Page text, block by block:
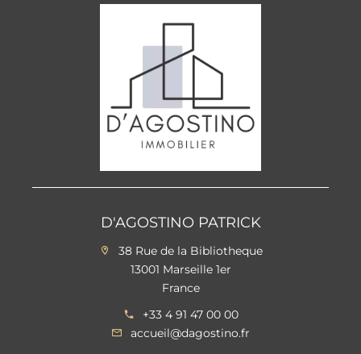
D'AGOSTINO PATRICK
38 Rue de la Bibliotheque
13001 Marseille 1er
France
+33 4 91 47 00 00
accueil@dagostino.fr